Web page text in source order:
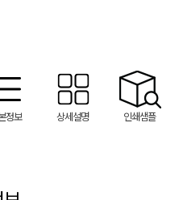
정보 상세설명 인쇄샘플